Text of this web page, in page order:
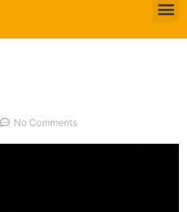
No Comments